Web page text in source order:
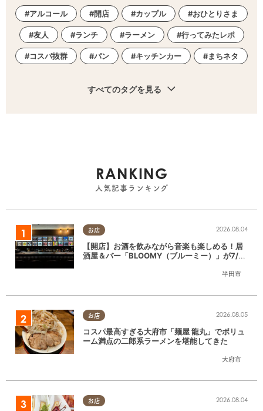
アルコール 開店 カップル おひとりさま
友人 ランチ ラーメン 行ってみたレポ
コスパ抜群 パン キッチンカー まちネタ
すべてのタグを見る
RANKING
人気記事ランキング
お店
半田市
2026.08.04
【開店】お酒を飲みながら音楽も楽しめる！居
酒屋＆バー「BLOOMY（ブルーミー）」が7/3
お店
大府市
2026.08.05
コスパ最高すぎる大府市「麺屋 龍丸」でボリュ
ーム満点の二郎系ラーメンを堪能してきた
お店 2026.08.04